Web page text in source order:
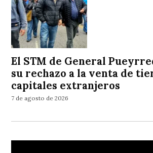
El STM de General
su rechazo a la venta de
capitales extranjeros
7 de agosto de 2026